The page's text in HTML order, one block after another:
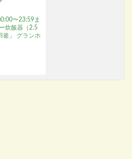
〜23:59ま
炊飯器（2.5
釜」 グランホ